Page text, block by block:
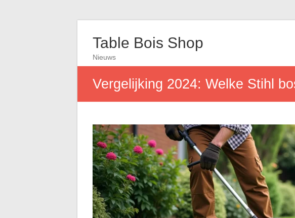
Table Bois Shop
Nieuws
Vergelijking 2024: Welke Stihl